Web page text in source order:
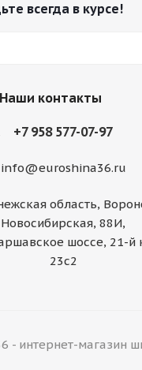
всегда в курсе!
Наши контакты
+7 958 577-07-97
info@euroshina36.ru
область,
Новосибирская, 88И,
шоссе, 21-й
23с2
- интернет-магазин